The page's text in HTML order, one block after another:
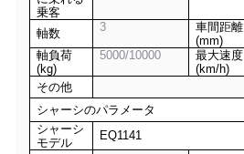
乗客
軸数 3
車間距離
(mm)
軸負荷
(kg)
5000/10000
最大速度
(km/h)
その他
シャーシのパラメータ
シャーシ
モデル
EQ1141